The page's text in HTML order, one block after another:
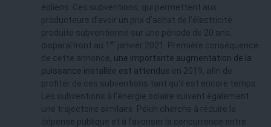
éoliens. Ces subventions, qui permettent aux
producteurs d’avoir un prix d'achat de l'électricité
produite subventionné sur une période de 20 ans,
disparaîtront au 1
er janvier 2021. Première conséquence
de cette annonce, une importante augmentation de la
puissance installée est attendue en 2019, afin de
profiter de ces subventions tant qu'il est encore temps.
Les subventions à l’énergie solaire suivent également
une trajectoire similaire. Pékin cherche à réduire la
dépense publique et à favoriser la concurrence entre